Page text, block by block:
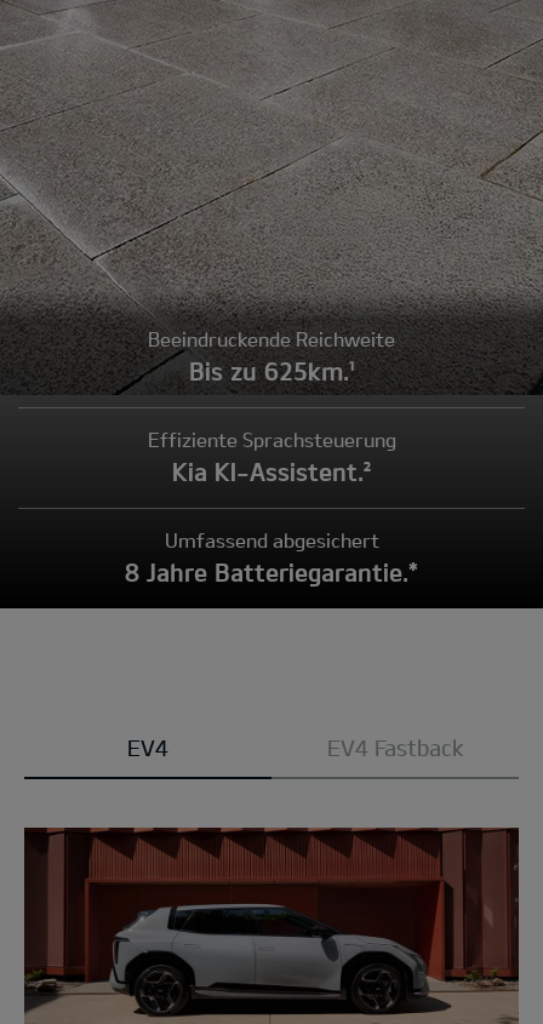
Beeindruckende Reichweite
Bis zu 625km.¹
Effiziente Sprachsteuerung
Kia KI-Assistent.²
Umfassend abgesichert
8 Jahre Batteriegarantie.*
EV4 EV4 Fastback